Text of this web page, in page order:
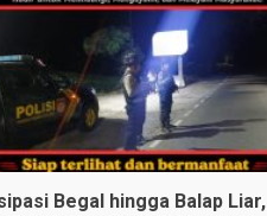
Begal hingga Balap Liar,